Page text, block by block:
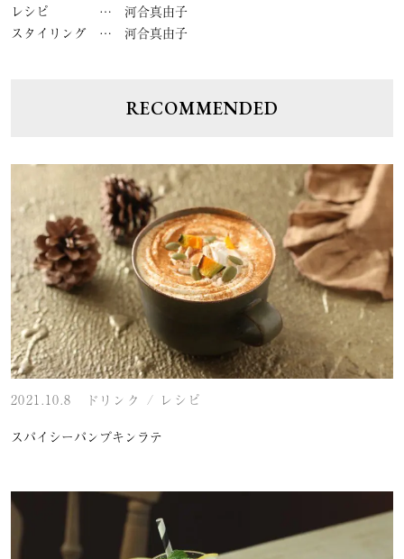
レシピ
河合真由子
スタイリング
河合真由子
RECOMMENDED
2021.10.8 ドリンク / レシピ
スパイシーパンプキンラテ